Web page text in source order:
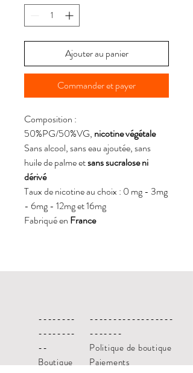
Ajouter au panier
Commander et payer
Composition :
50%PG/50%VG, nicotine végétale
Sans alcool, sans eau ajoutée, sans
huile de palme etsans sucralose ni
dérivé
Taux de nicotine au choix : 0 mg - 3mg
- 6mg - 12mg et 16mg
Fabriqué en France
--------
--------
--
Boutique
------------------
-------
Politique de boutique
Paiements